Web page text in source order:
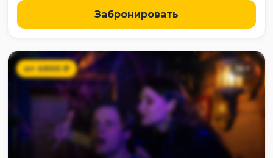
Забронировать
от4900₽ 14+